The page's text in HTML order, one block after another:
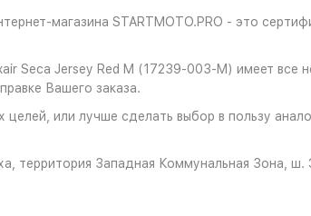
магазина STARTMOTO.PRO - это
Seca Jersey Red M (17239-003-M) имеет все
Вашего заказа.
или лучше сделать выбор в пользу
территория Западная Коммунальная Зона, ш.